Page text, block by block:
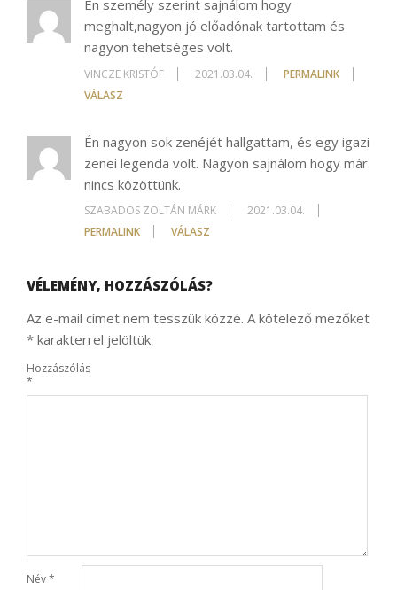
Én személy szerint sajnálom hogy
meghalt,nagyon jó előadónak tartottam és
nagyon tehetséges volt.
VINCZE KRISTÓF 2021.03.04.
PERMALINK
VÁLASZ
Én nagyon sok zenéjét hallgattam, és egy igazi
zenei legenda volt. Nagyon sajnálom hogy már
nincs közöttünk.
SZABADOS ZOLTÁN MÁRK
2021.03.04.
PERMALINK
VÁLASZ
VÉLEMÉNY, HOZZÁSZÓLÁS?
Az e-mail címet nem tesszük közzé. A kötelező mezőket
* karakterrel jelöltük
Hozzászólás
*
Név*